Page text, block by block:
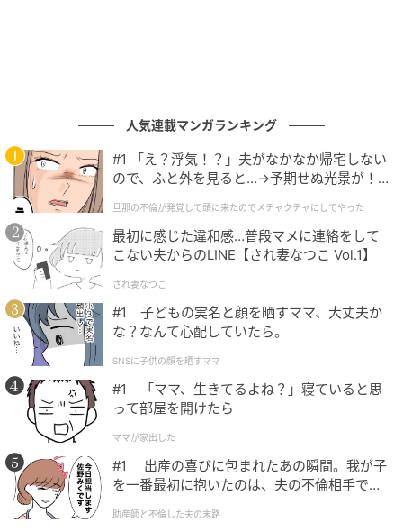
人気連載マンガランキング
#1 「え？浮気！？」夫がなかなか帰宅しない
ので、ふと外を見ると…→予期せぬ光景が！
クチャにしてやった
旦那の不倫が発覚して頭に来たのでメチャクチャにしてやった
最初に感じた違和感…普段マメに連絡をして
こない夫からのLINE【され妻なつこ Vol.1】
され妻なつこ
#1 子どもの実名と顔を晒すママ、大丈夫か
な？なんて心配していたら。
SNSに子供の顔を晒すママ
#1 「ママ、生きてるよね？」寝ていると思
って部屋を開けたら
ママが家出した
#1 出産の喜びに包まれたあの瞬間。我が子
を一番最初に抱いたのは、夫の不倫相手でし
助産師と不倫した夫の末路